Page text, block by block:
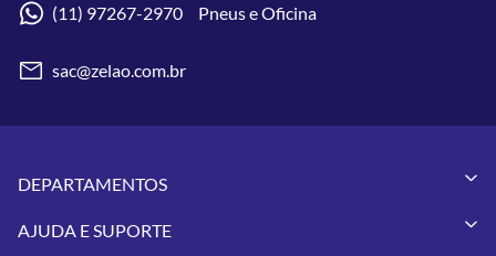
(11) 97267-2970 Pneus e Oficina
sac@zelao.com.br
DEPARTAMENTOS
Vestuários
AJUDA E SUPORTE